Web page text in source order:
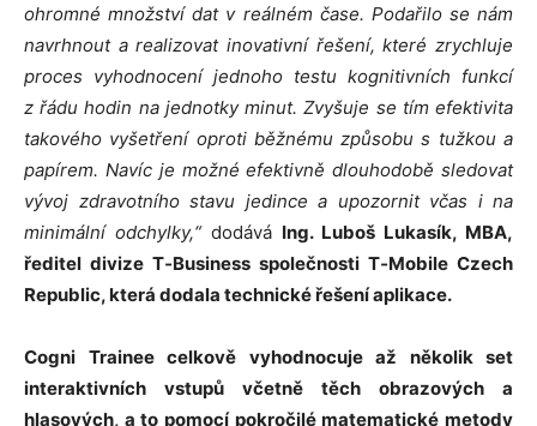
ohromné množství dat v reálném čase. Podařilo se nám
navrhnout a realizovat inovativní řešení, které zrychluje
proces vyhodnocení jednoho testu kognitivních funkcí
z řádu hodin na jednotky minut. Zvyšuje se tím efektivita
takového vyšetření oproti běžnému způsobu s tužkou a
papírem. Navíc je možné efektivně dlouhodobě sledovat
vývoj zdravotního stavu jedince a upozornit včas i na
minimální odchylky,“dodává Ing. Luboš Lukasík, MBA,
ředitel divize T‑Business společnosti T‑Mobile Czech
Republic, která dodala technické řešení aplikace.
Cogni Trainee celkově vyhodnocuje až několik set
interaktivních vstupů včetně těch obrazových a
hlasových, a to pomocí pokročilé matematické metody